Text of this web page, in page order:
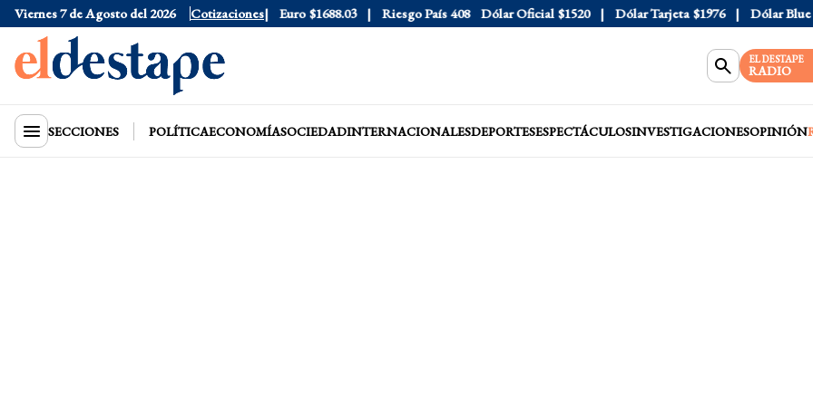
Viernes 7 de Agosto del 2026 Cotizaciones
Dólar Blue $1530 Dólar CCL $1574.3 Euro $1688.03 Riesgo País 408 Dólar Oficial $1520 Dólar Tarjeta $1976 Dólar Blue
EL DESTAPE
RADIO
SECCIONES POLÍTICAECONOMÍASOCIEDADINTERNACIONALESDEPORTESESPECTÁCULOSINVESTIGACIONESOPINIÓN